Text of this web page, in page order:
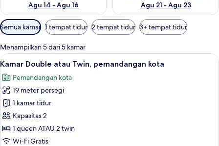
Agu 14 - Agu 16
Agu 21 - Agu 23
Filter
tersedia
untuk
kamar
Semua kamar 1 tempat tidur 2 tempat tidur 3+ tempat tidur
Menampilkan 5 dari 5 kamar
Lihat
semua
foto
untuk
Kamar
Double
atau
Twin,
Selimut bulu angsa, Wi-Fi gratis, dan
5
Kamar Double atau Twin, pemandangan kota
Pemandangan kota
19 meter persegi
1 kamar tidur
Kapasitas 2
1 queen ATAU 2 twin
Wi-Fi Gratis